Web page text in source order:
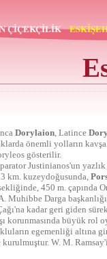
ÇİÇEKÇİLİK
Dorylaion, Latince
önemli yolların
gösterilir.
Justinianos'un
km. kuzeydoğusunda,
450 m.
Muhibbe Darga
kadar geri giden
korunmasında büyük rol
egemenliği altına
kurulmuştur. W. M.